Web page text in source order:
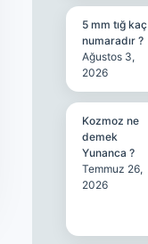
5 mm tığ kaç
numaradır ?
Ağustos 3,
2026
Kozmoz ne
demek
Yunanca ?
Temmuz 26,
2026